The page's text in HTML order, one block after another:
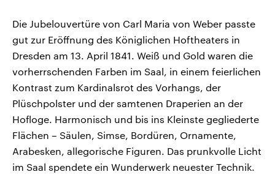
Die Jubelouvertüre von Carl Maria von Weber passte
gut zur Eröffnung des Königlichen Hoftheaters in
Dresden am 13. April 1841. Weiß und Gold waren die
vorherrschenden Farben im Saal, in einem feierlichen
Kontrast zum Kardinalsrot des Vorhangs, der
Plüschpolster und der samtenen Draperien an der
Hofloge. Harmonisch und bis ins Kleinste gegliederte
Flächen – Säulen, Simse, Bordüren, Ornamente,
Arabesken, allegorische Figuren. Das prunkvolle Licht
im Saal spendete ein Wunderwerk neuester Technik.